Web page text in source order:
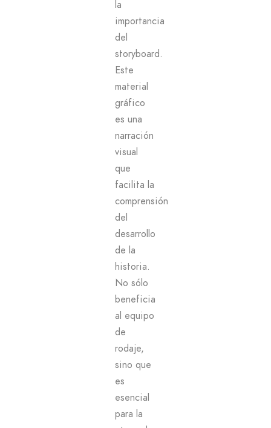
la
importancia
del
storyboard.
Este
material
gráfico
es una
narración
visual
que
facilita la
comprensión
del
desarrollo
de la
historia.
No sólo
beneficia
al equipo
de
rodaje,
sino que
es
esencial
para la